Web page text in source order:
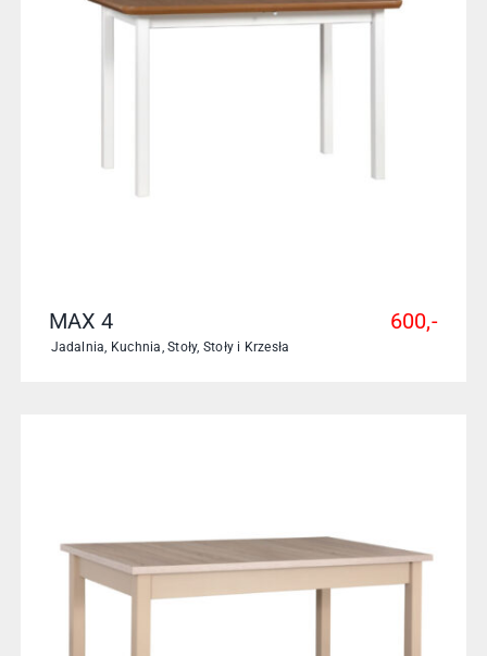
MAX 4
Jadalnia Kuchnia ,Stoły, Stoły i Krzesła
600,-